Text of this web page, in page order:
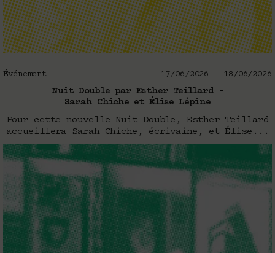
Événement 17/06/2026 - 18/06/2026
Nuit Double par Esther Teillard –
Sarah Chiche et Élise Lépine
Pour cette nouvelle Nuit Double, Esther Teillard
accueillera Sarah Chiche, écrivaine, et Élise...